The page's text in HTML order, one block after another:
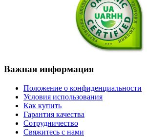
Важная информация
Положение о конфиденциальности
Условия использования
Как купить
Гарантия качества
Сотрудничество
Свяжитесь с нами